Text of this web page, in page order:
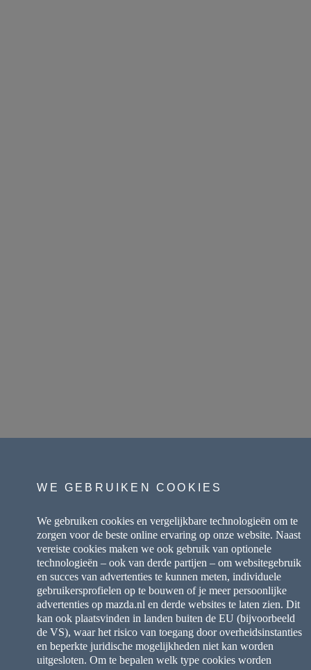
WE GEBRUIKEN COOKIES
We gebruiken cookies en vergelijkbare technologieën om te
zorgen voor de beste online ervaring op onze website. Naast
vereiste cookies maken we ook gebruik van optionele
technologieën – ook van derde partijen – om websitegebruik
en succes van advertenties te kunnen meten, individuele
gebruikersprofielen op te bouwen of je meer persoonlijke
advertenties op mazda.nl en derde websites te laten zien. Dit
kan ook plaatsvinden in landen buiten de EU (bijvoorbeeld
de VS), waar het risico van toegang door overheidsinstanties
en beperkte juridische mogelijkheden niet kan worden
uitgesloten. Om te bepalen welk type cookies worden